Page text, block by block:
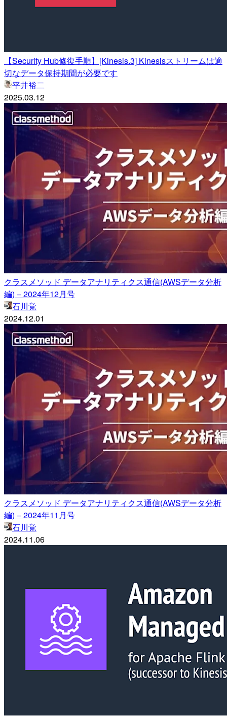
【Security Hub修復手順】[Kinesis.3] Kinesisストリームは適
切なデータ保持期間が必要です
平井裕二
2025.03.12
クラスメソッド データアナリティクス通信(AWSデータ分析
編) – 2024年12月号
石川覚
2024.12.01
クラスメソッド データアナリティクス通信(AWSデータ分析
編) – 2024年11月号
石川覚
2024.11.06